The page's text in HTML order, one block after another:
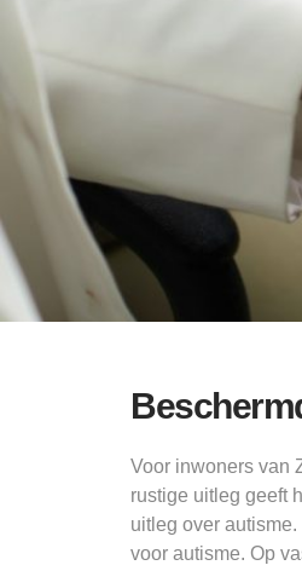
Voor inwoners van
rustige uitleg geeft
uitleg over
voor autisme. Op